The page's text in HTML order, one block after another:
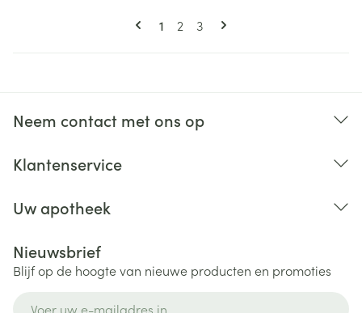
Pagina's
U lees momenteel pagina
1 Pagina
2 Pagina
3
Neem contact met ons op
Klantenservice
Uw apotheek
Nieuwsbrief
Blijf op de hoogte van nieuwe producten en promoties